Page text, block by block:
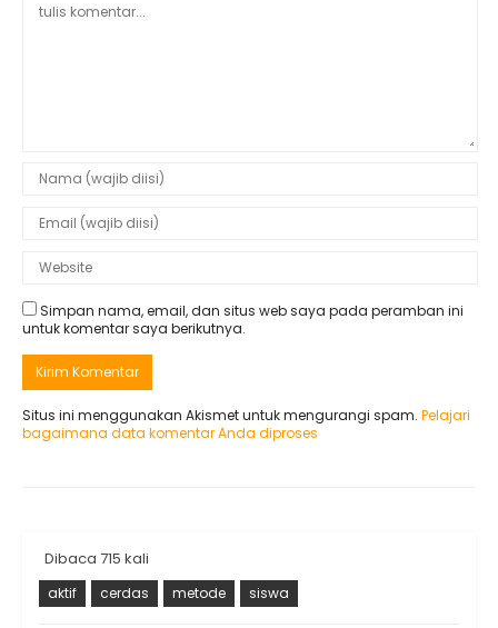
Simpan nama, email, dan situs web saya pada peramban ini
untuk komentar saya berikutnya.
Situs ini menggunakan Akismet untuk mengurangi spam. Pelajari
bagaimana data komentar Anda diproses
Dibaca 715 kali
aktif cerdas metode siswa